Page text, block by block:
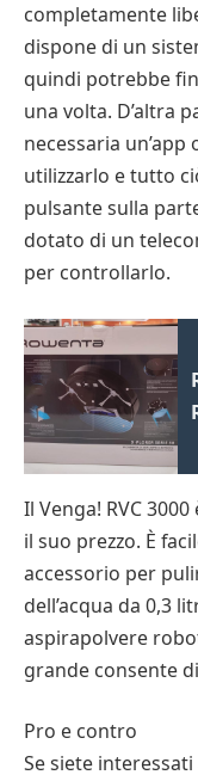
completamente
dispone di un
quindi potrebbe
una volta. D’altra
necessaria
utilizzarlo e tutto
pulsante sulla
dotato di un
per controllarlo.
Il Venga! RVC
il suo prezzo. È
accessorio per
dell’acqua da 0,3
aspirapolvere
grande consente
Pro e contro
Se siete